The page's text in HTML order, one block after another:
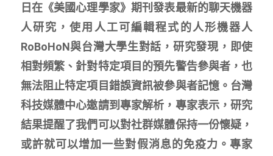
日在《美國心理學家》期刊發表最新的聊天機器
人研究，使用人工可編輯程式的人形機器人
RoBoHoN與台灣大學生對話，研究發現，即使
相對頻繁、針對特定項目的預先警告參與者，也
無法阻止特定項目錯誤資訊被參與者記憶。台灣
科技媒體中心邀請到專家解析，專家表示，研究
結果提醒了我們可以對社群媒體保持一份懷疑，
或許就可以增加一些對假消息的免疫力。專家